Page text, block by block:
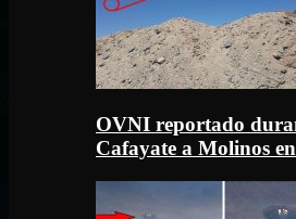
OVNI reportado
Cafayate a Molinos